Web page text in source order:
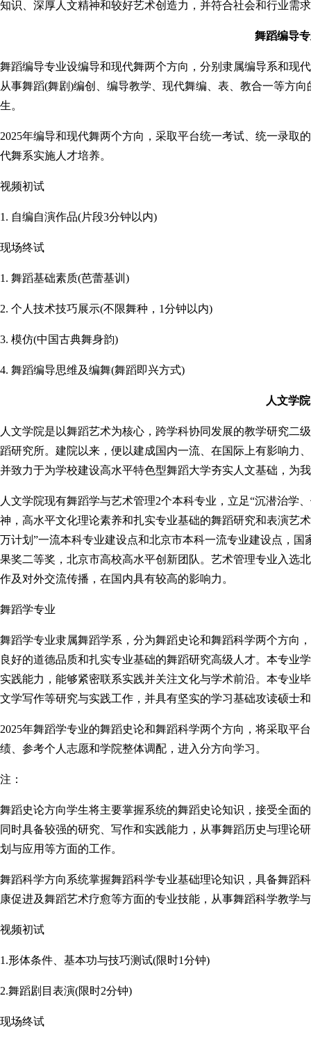
知识、深厚人文精神和较好艺术创造力，并符合社会和行业需
舞蹈编导
舞蹈编导专业设编导和现代舞两个方向，分别隶属编导系和现
从事舞蹈(舞剧)编创、编导教学、现代舞编、表、教合一等方
生。
2025年编导和现代舞两个方向，采取平台统一考试、统一录取
代舞系实施人才培养。
视频初试
1. 自编自演作品(片段3分钟以内)
现场终试
1. 舞蹈基础素质(芭蕾基训)
2. 个人技术技巧展示(不限舞种，1分钟以内)
3. 模仿(中国古典舞身韵)
4. 舞蹈编导思维及编舞(舞蹈即兴方式)
人文学院
人文学院是以舞蹈艺术为核心，跨学科协同发展的教学研究二
蹈研究所。建院以来，便以建成国内一流、在国际上有影响力
并致力于为学校建设高水平特色型舞蹈大学夯实人文基础，为
人文学院现有舞蹈学与艺术管理2个本科专业，立足“沉潜治学
神，高水平文化理论素养和扎实专业基础的舞蹈研究和表演艺
万计划”一流本科专业建设点和北京市本科一流专业建设点，
果奖二等奖，北京市高校高水平创新团队。艺术管理专业入选
作及对外交流传播，在国内具有较高的影响力。
舞蹈学专业
舞蹈学专业隶属舞蹈学系，分为舞蹈史论和舞蹈科学两个方向
良好的道德品质和扎实专业基础的舞蹈研究高级人才。本专业
实践能力，能够紧密联系实践并关注文化与学术前沿。本专业
文学写作等研究与实践工作，并具有坚实的学习基础攻读硕士
2025年舞蹈学专业的舞蹈史论和舞蹈科学两个方向，将采取平
绩、参考个人志愿和学院整体调配，进入分方向学习。
注：
舞蹈史论方向学生将主要掌握系统的舞蹈史论知识，接受全面
同时具备较强的研究、写作和实践能力，从事舞蹈历史与理论
划与应用等方面的工作。
舞蹈科学方向系统掌握舞蹈科学专业基础理论知识，具备舞蹈
康促进及舞蹈艺术疗愈等方面的专业技能，从事舞蹈科学教学
视频初试
1.形体条件、基本功与技巧测试(限时1分钟)
2.舞蹈剧目表演(限时2分钟)
现场终试